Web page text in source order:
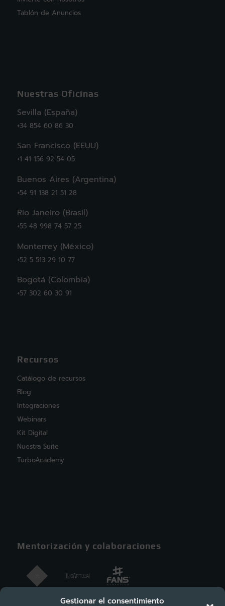
Gestionar el consentimiento
Tablón de Anuncios
Nuestras Oficinas
Sevilla (España)
+34 854 60 86 30
San Francisco (EEUU)
+1 41 156 92 54 05
Buenos Aires (Argentina)
+54 91 138 21 51 28
Rio Janeiro (Brasil)
+55 48 998 74 57 25
Monterrey (México)
+52 5 513 29 10 77
Bogotá (Colombia)
+57 302 60 30 91
Recursos
Catálogo de recursos
Blog
Integraciones
Webinars
Kit Digital
Nuestra Suite
TurboAcademy
Mentorización y colaboraciones